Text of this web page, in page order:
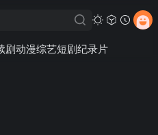
剧动漫综艺短剧纪录片